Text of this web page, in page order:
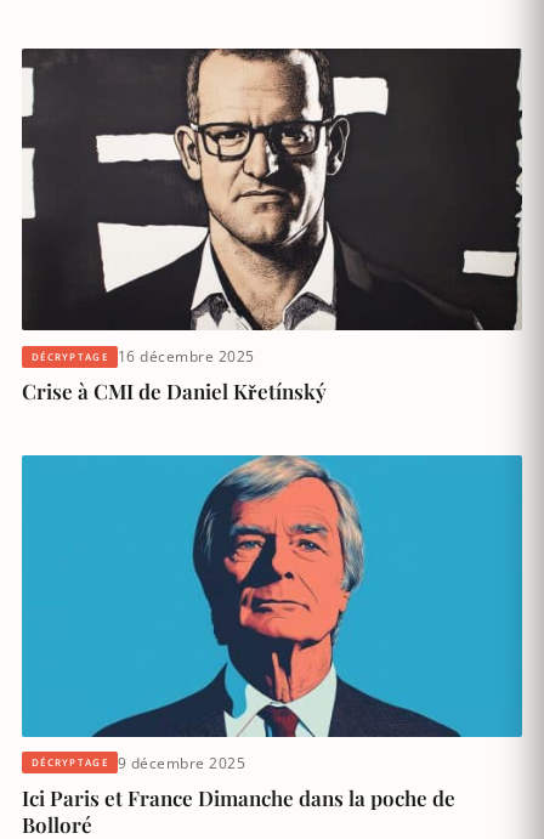
DÉCRYPTAGE 16 décembre 2025
Crise à CMI de Daniel Křetínský
DÉCRYPTAGE 9 décembre 2025
Ici Paris et France Dimanche dans la poche de
Bolloré